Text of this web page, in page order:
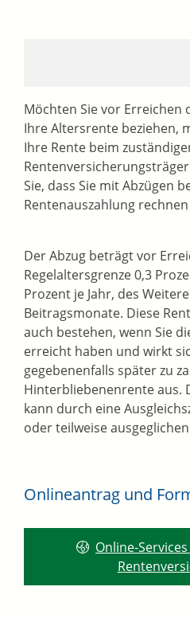
Möchten Sie vor Erreichen
Ihre Altersrente beziehen,
Ihre Rente beim
Sie, dass Sie mit Abzügen
Rentenauszahlung
Der Abzug beträgt vor
Regelaltersgrenze 0,3
Prozent je Jahr, des
Beitragsmonate. Diese
auch bestehen, wenn Sie
erreicht haben und wirkt
gegebenenfalls später zu
Hinterbliebenenrente aus.
kann durch eine
oder teilweise
Onlineantrag und
Online-